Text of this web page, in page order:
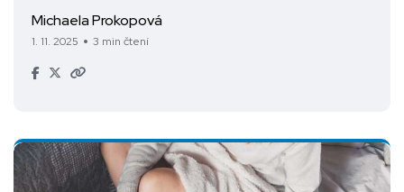
Michaela Prokopová
1. 11. 2025 3 min čtení